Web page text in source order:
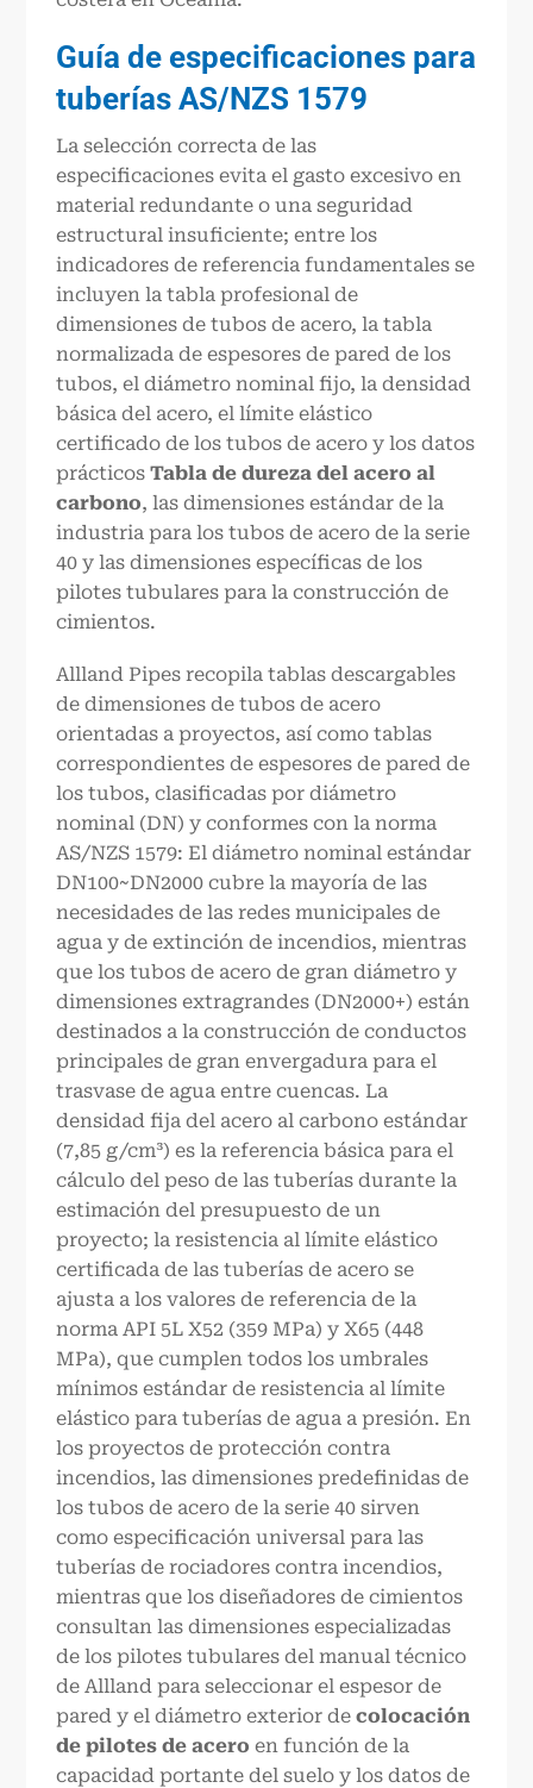
Guía de especificaciones para
tuberías AS/NZS 1579
La selección correcta de las
especificaciones evita el gasto excesivo en
material redundante o una seguridad
estructural insuficiente; entre los
indicadores de referencia fundamentales se
incluyen la tabla profesional de
dimensiones de tubos de acero, la tabla
normalizada de espesores de pared de los
tubos, el diámetro nominal fijo, la densidad
básica del acero, el límite elástico
certificado de los tubos de acero y los datos
prácticosTabla de dureza del acero al
carbono, las dimensiones estándar de la
industria para los tubos de acero de la serie
40 y las dimensiones específicas de los
pilotes tubulares para la construcción de
cimientos.
Allland Pipes recopila tablas descargables
de dimensiones de tubos de acero
orientadas a proyectos, así como tablas
correspondientes de espesores de pared de
los tubos, clasificadas por diámetro
nominal (DN) y conformes con la norma
AS/NZS 1579: El diámetro nominal estándar
DN100~DN2000 cubre la mayoría de las
necesidades de las redes municipales de
agua y de extinción de incendios, mientras
que los tubos de acero de gran diámetro y
dimensiones extragrandes (DN2000+) están
destinados a la construcción de conductos
principales de gran envergadura para el
trasvase de agua entre cuencas. La
densidad fija del acero al carbono estándar
(7,85 g/cm³) es la referencia básica para el
cálculo del peso de las tuberías durante la
estimación del presupuesto de un
proyecto; la resistencia al límite elástico
certificada de las tuberías de acero se
ajusta a los valores de referencia de la
norma API 5L X52 (359 MPa) y X65 (448
MPa), que cumplen todos los umbrales
mínimos estándar de resistencia al límite
elástico para tuberías de agua a presión. En
los proyectos de protección contra
incendios, las dimensiones predefinidas de
los tubos de acero de la serie 40 sirven
como especificación universal para las
tuberías de rociadores contra incendios,
mientras que los diseñadores de cimientos
consultan las dimensiones especializadas
de los pilotes tubulares del manual técnico
de Allland para seleccionar el espesor de
pared y el diámetro exterior decolocación
de pilotes de acero en función de la
capacidad portante del suelo y los datos de